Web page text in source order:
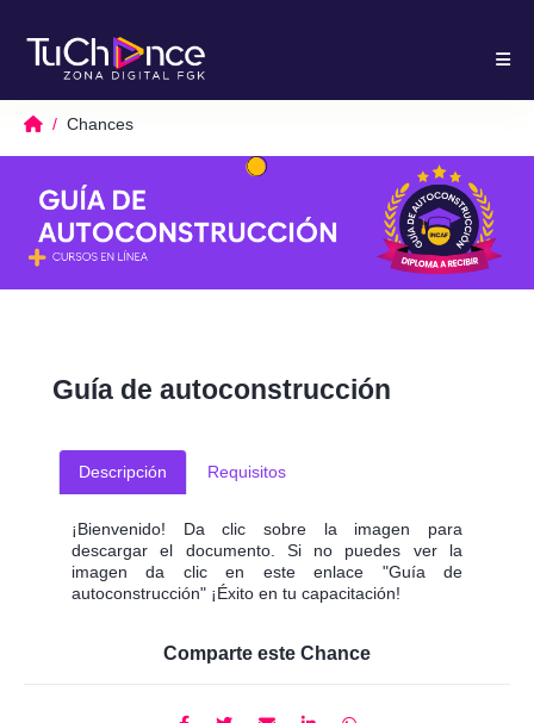
Chances
Guía de autoconstrucción
Descripción Requisitos
¡Bienvenido! Da clic sobre la imagen para
descargar el documento. Si no puedes ver la
imagen da clic en este enlace "Guía de
autoconstrucción" ¡Éxito en tu capacitación!
Comparte este Chance